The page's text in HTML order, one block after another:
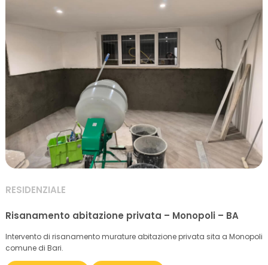
RESIDENZIALE
Risanamento abitazione privata – Monopoli – BA
Intervento di risanamento murature abitazione privata sita a Monopoli
comune di Bari.